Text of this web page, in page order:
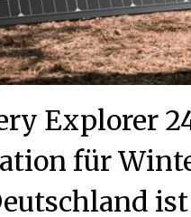
Explorer
für
ist